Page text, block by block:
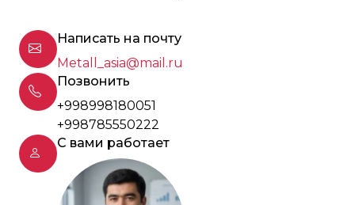
Написать на почту
Metall_asia@mail.ru
Позвонить
+998998180051
+998785550222
С вами работает